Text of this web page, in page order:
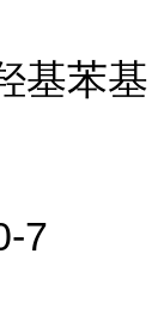
基苯基
7